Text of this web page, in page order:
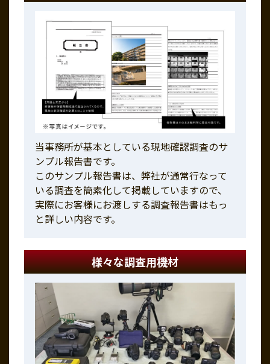
当事務所が基本としている現地確認調査のサ
ンプル報告書です。
このサンプル報告書は、弊社が通常行なって
いる調査を簡素化して掲載していますので、
実際にお客様にお渡しする調査報告書はもっ
と詳しい内容です。
様々な調査用機材